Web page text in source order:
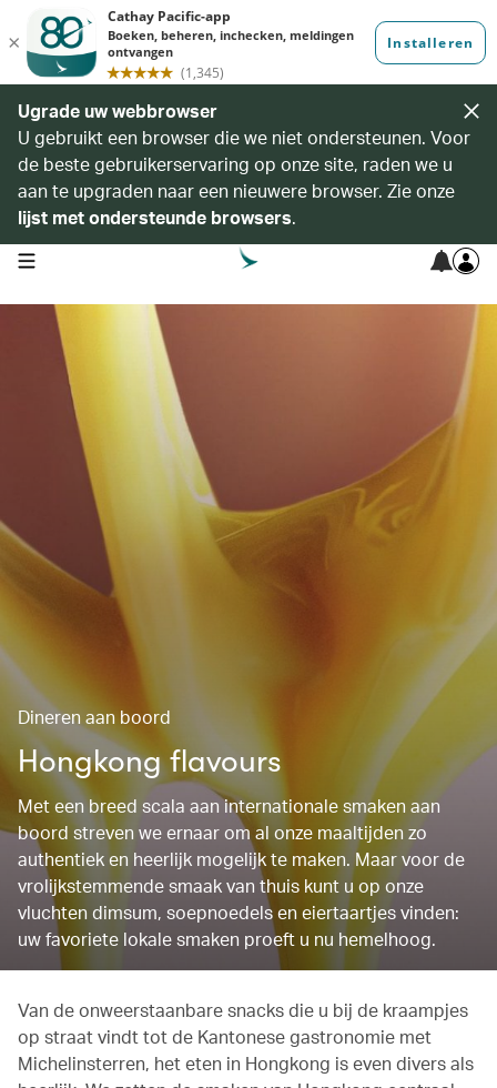
Ugrade uw webbrowser
U gebruikt een browser die we niet ondersteunen. Voor
de beste gebruikerservaring op onze site, raden we u
aan te upgraden naar een nieuwere browser. Zie onze
lijst met ondersteunde browsers.
open navigation menu
Dineren aan boord
Hongkong flavours
Met een breed scala aan internationale smaken aan
boord streven we ernaar om al onze maaltijden zo
authentiek en heerlijk mogelijk te maken. Maar voor de
vrolijkstemmende smaak van thuis kunt u op onze
vluchten dimsum, soepnoedels en eiertaartjes vinden:
uw favoriete lokale smaken proeft u nu hemelhoog.
Van de onweerstaanbare snacks die u bij de kraampjes
op straat vindt tot de Kantonese gastronomie met
Michelinsterren, het eten in Hongkong is even divers als